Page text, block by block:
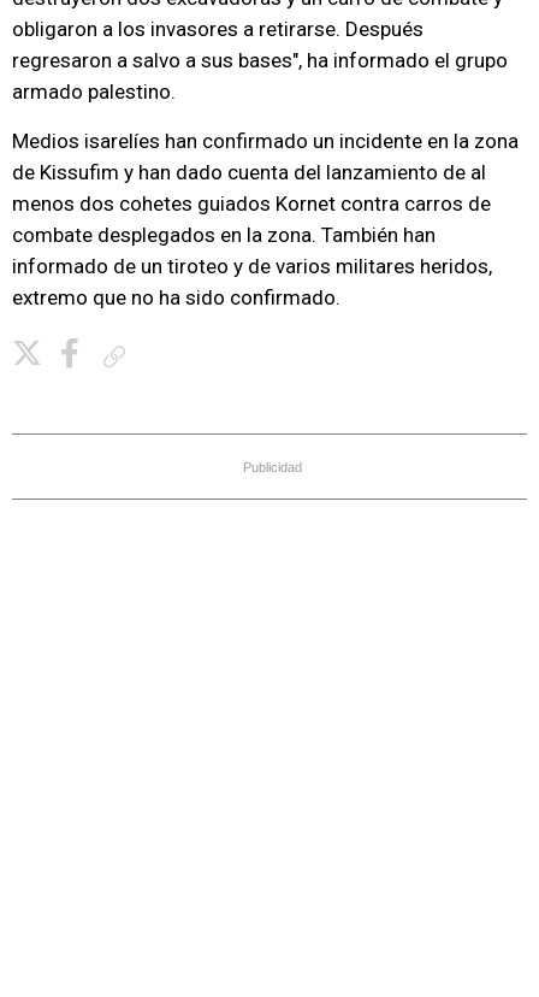
obligaron a los invasores a retirarse. Después
regresaron a salvo a sus bases", ha informado el grupo
armado palestino.
Medios isarelíes han confirmado un incidente en la zona
de Kissufim y han dado cuenta del lanzamiento de al
menos dos cohetes guiados Kornet contra carros de
combate desplegados en la zona. También han
informado de un tiroteo y de varios militares heridos,
extremo que no ha sido confirmado.
Publicidad